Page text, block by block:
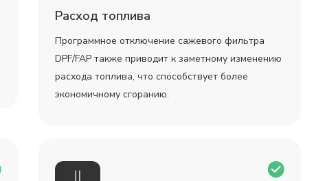
Расход топлива
Программное отключение сажевого фильтра
DPF/FAP также приводит к заметному изменению
расхода топлива, что способствует более
экономичному сгоранию.